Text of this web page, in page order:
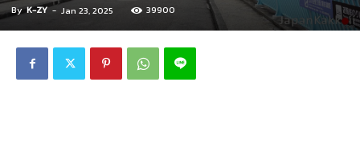
By K-ZY- Jan 23, 2025 39900